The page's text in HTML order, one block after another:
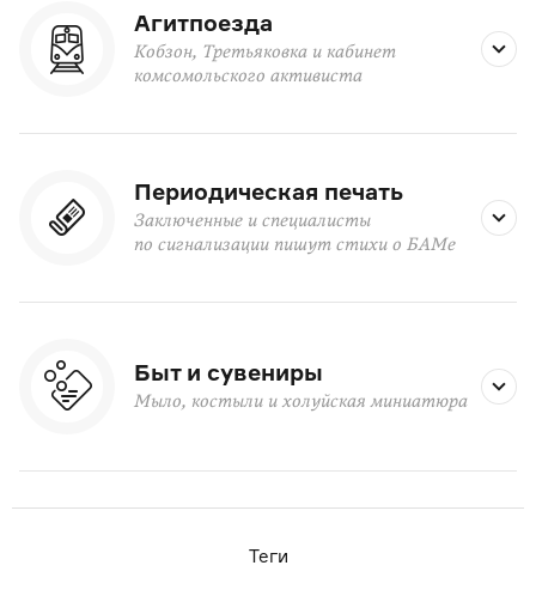
Агитпоезда
Кобзон, Третьяковка и кабинет
комсомольского активиста
Периодическая печать
Заключенные и специалисты
по сигнализации пишут стихи о БАМе
Быт и сувениры
Мыло, костыли и холуйская миниатюра
Теги